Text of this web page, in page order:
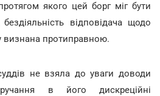
якого цей борг міг бути
відповідача щодо
визнана протиправною.
не взяла до уваги доводи
в його дискреційні